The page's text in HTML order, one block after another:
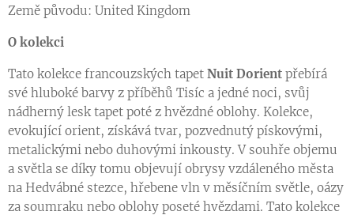
Země původu: United Kingdom
O kolekci
Tato kolekce francouzských tapet Nuit Dorient přebírá
své hluboké barvy z příběhů Tisíc a jedné noci, svůj
nádherný lesk tapet poté z hvězdné oblohy. Kolekce,
evokující orient, získává tvar, pozvednutý pískovými,
metalickými nebo duhovými inkousty. V souhře objemu
a světla se díky tomu objevují obrysy vzdáleného města
na Hedvábné stezce, hřebene vln v měsíčním světle, oázy
za soumraku nebo oblohy poseté hvězdami. Tato kolekce